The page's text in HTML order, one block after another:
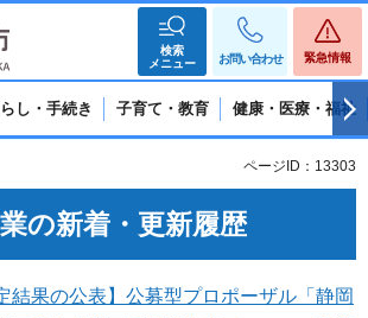
検索
メニュー
お問い合わせ 緊急情報
し・手続き 子育て・教育 健康・医療・福祉
ページID：13303
の新着・更新履歴
結果の公表】公募型プロポーザル「静岡